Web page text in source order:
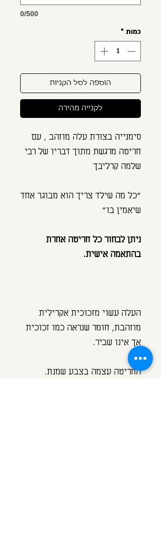
0/500
כמות *
הוספה לסל הקניות
לקנייה מהירה
סימנייה בצורת עלה מוזהב , עם
חריטה מרגשת מתוך דבריו של רבי
שלמה קרליבך
"כל מה שילד צריך הוא מבוגר אחד
שיאמין בו"
ניתן לבחור כל חריטה אחרת
בהתאמה אישית.
העלה עשוי מזכוכית אקרילית
מוזהבת, חומר שנראה כמו זכוכית
אך אינו שביר.
החריטה עצמה בצבע שמנת.